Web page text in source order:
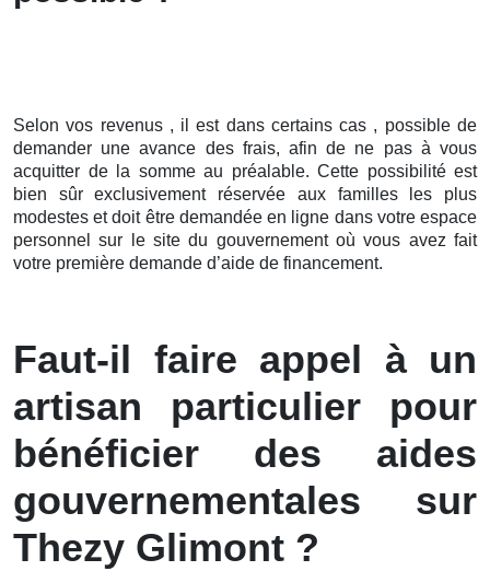
Selon vos revenus , il est dans certains cas , possible de
demander une avance des frais, afin de ne pas à vous
acquitter de la somme au préalable. Cette possibilité est
bien sûr exclusivement réservée aux familles les plus
modestes et doit être demandée en ligne dans votre espace
personnel sur le site du gouvernement où vous avez fait
votre première demande d’aide de financement.
Faut-il faire appel à un
artisan particulier pour
bénéficier des aides
gouvernementales sur
Thezy Glimont ?